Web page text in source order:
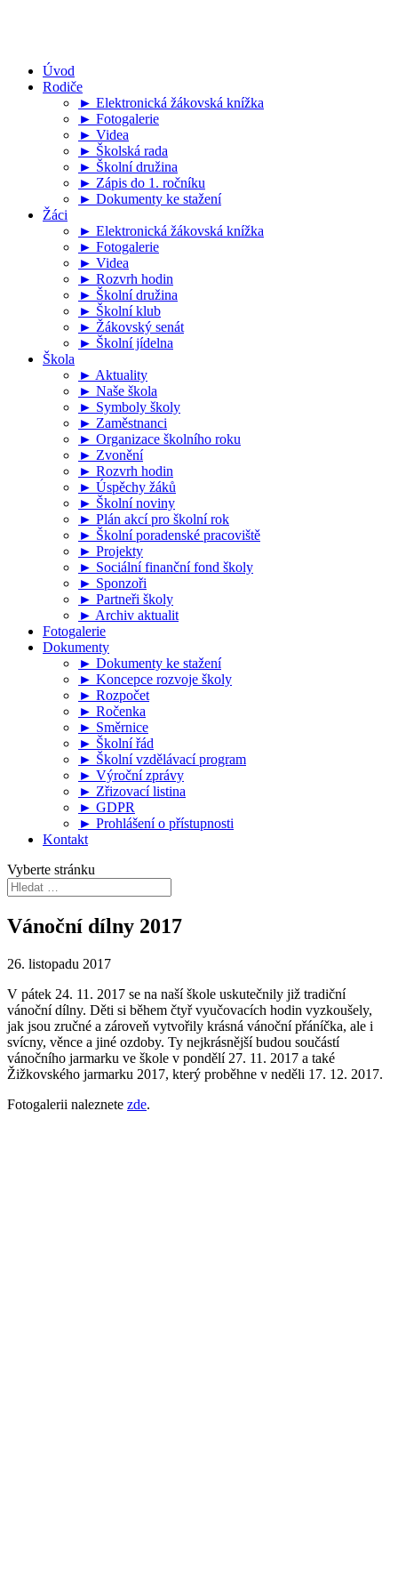
Úvod
Rodiče
► Elektronická žákovská knížka
► Fotogalerie
► Videa
► Školská rada
► Školní družina
► Zápis do 1. ročníku
► Dokumenty ke stažení
Žáci
► Elektronická žákovská knížka
► Fotogalerie
► Videa
► Rozvrh hodin
► Školní družina
► Školní klub
► Žákovský senát
► Školní jídelna
Škola
► Aktuality
► Naše škola
► Symboly školy
► Zaměstnanci
► Organizace školního roku
► Zvonění
► Rozvrh hodin
► Úspěchy žáků
► Školní noviny
► Plán akcí pro školní rok
► Školní poradenské pracoviště
► Projekty
► Sociální finanční fond školy
► Sponzoři
► Partneři školy
► Archiv aktualit
Fotogalerie
Dokumenty
► Dokumenty ke stažení
► Koncepce rozvoje školy
► Rozpočet
► Ročenka
► Směrnice
► Školní řád
► Školní vzdělávací program
► Výroční zprávy
► Zřizovací listina
► GDPR
► Prohlášení o přístupnosti
Kontakt
Vyberte stránku
Vánoční dílny 2017
26. listopadu 2017
V pátek 24. 11. 2017 se na naší škole uskutečnily již tradiční
vánoční dílny. Děti si během čtyř vyučovacích hodin vyzkoušely,
jak jsou zručné a zároveň vytvořily krásná vánoční přáníčka, ale i
svícny, věnce a jiné ozdoby. Ty nejkrásnější budou součástí
vánočního jarmarku ve škole v pondělí 27. 11. 2017 a také
Žižkovského jarmarku 2017, který proběhne v neděli 17. 12. 2017.
Fotogalerii naleznete zde.